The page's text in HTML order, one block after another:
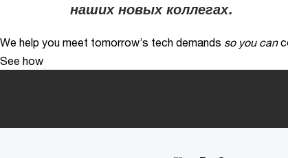
наших новых коллегах.
We help you meet tomorrow’s tech demands so you can
See how